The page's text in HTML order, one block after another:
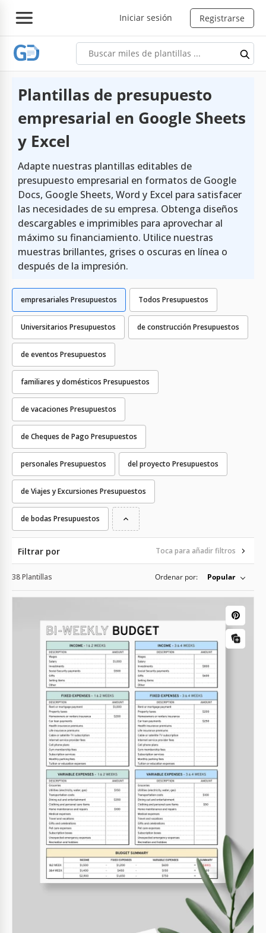
Iniciar sesión Registrarse
Plantillas de presupuesto
empresarial en Google Sheets
y Excel
Adapte nuestras plantillas editables de
presupuesto empresarial en formatos de Google
Docs, Google Sheets, Word y Excel para satisfacer
las necesidades de su empresa. Obtenga diseños
descargables e imprimibles para aprovechar al
máximo su financiamiento. Utilice nuestras
muestras brillantes, grises o oscuras en línea o
después de la impresión.
Todos Presupuestos
empresariales Presupuestos
Universitarios Presupuestos de construcción Presupuestos
de eventos Presupuestos
familiares y domésticos Presupuestos
de vacaciones Presupuestos
de Cheques de Pago Presupuestos
personales Presupuestos del proyecto Presupuestos
de Viajes y Excursiones Presupuestos
de bodas Presupuestos
Filtrar por Toca para añadir filtros
38 Plantillas Ordenar por: Popular